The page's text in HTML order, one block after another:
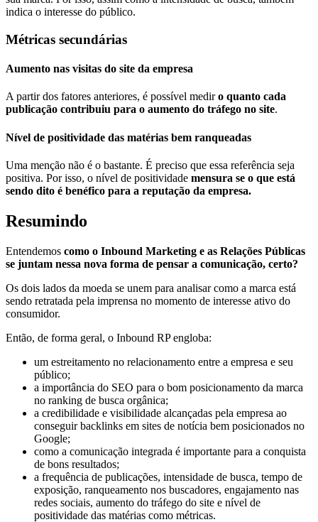
indica o interesse do público.
Métricas secundárias
Aumento nas visitas do site da empresa
A partir dos fatores anteriores, é possível mediro quanto cada
publicação contribuiu para o aumento do tráfego no site.
Nível de positividade das matérias bem ranqueadas
Uma menção não é o bastante. É preciso que essa referência seja
positiva. Por isso, o nível de positividade mensura se o que está
sendo dito é benéfico para a reputação da empresa.
Resumindo
Entendemos como o Inbound Marketing e as Relações Públicas
se juntam nessa nova forma de pensar a comunicação, certo?
Os dois lados da moeda se unem para analisar como a marca está
sendo retratada pela imprensa no momento de interesse ativo do
consumidor.
Então, de forma geral, o Inbound RP engloba:
um estreitamento no relacionamento entre a empresa e seu
público;
a importância do SEO para o bom posicionamento da marca
no ranking de busca orgânica;
a credibilidade e visibilidade alcançadas pela empresa ao
conseguir backlinks em sites de notícia bem posicionados no
Google;
como a comunicação integrada é importante para a conquista
de bons resultados;
a frequência de publicações, intensidade de busca, tempo de
exposição, ranqueamento nos buscadores, engajamento nas
redes sociais, aumento do tráfego do site e nível de
positividade das matérias como métricas.